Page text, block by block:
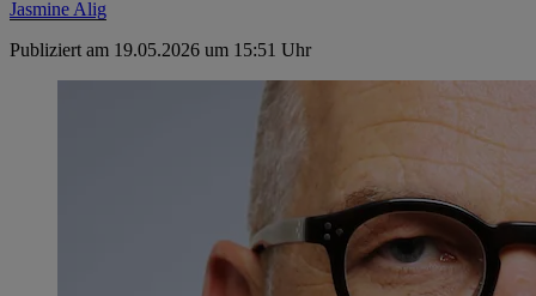
Jasmine Alig
Publiziert am 19.05.2026 um 15:51 Uhr